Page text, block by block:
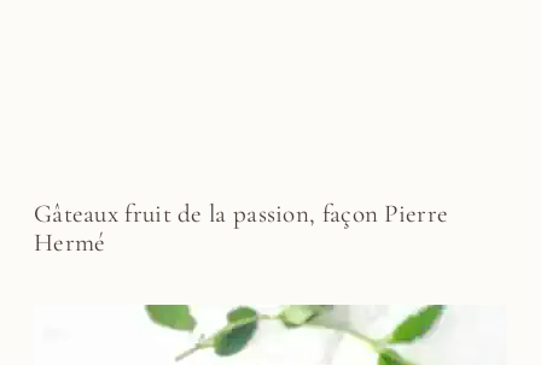
Gâteaux fruit de la passion, façon Pierre
Hermé